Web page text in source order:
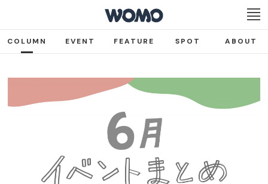
COLUMN EVENT FEATURE SPOT ABOUT